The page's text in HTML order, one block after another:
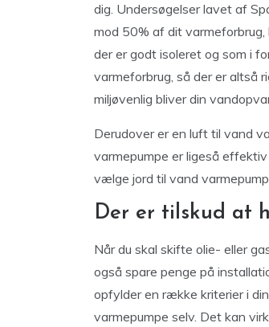
dig. Undersøgelser lavet af
mod 50% af dit
der er godt isoleret og som i
varmeforbrug, så der er altså
miljøvenlig bliver din
Derudover er en luft til vand
varmepumpe er ligeså
vælge jord til vand
Der er tilskud at
Når du skal skifte olie- eller
også spare penge på
opfylder en række kriterier i
varmepumpe selv. Det kan